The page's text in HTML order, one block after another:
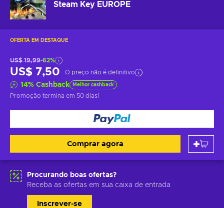
Steam Key EUROPE
OFERTA EM DESTAQUE
US$ 19,99-62%
US$ 7,50 O preço não é definitivo
14% Cashback Melhor cashback
Promoção termina em 50 dias!
Comprar agora
Procurando boas ofertas?
Receba as ofertas em sua caixa de entrada
Inscrever-se